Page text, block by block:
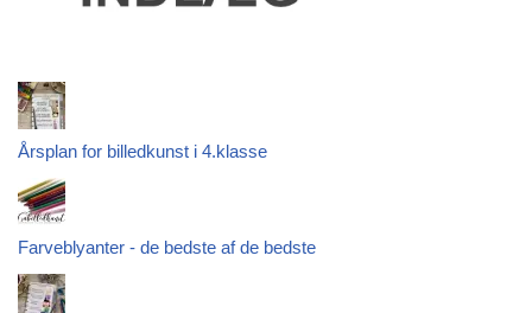
Årsplan for billedkunst i 4.klasse
Farveblyanter - de bedste af de bedste